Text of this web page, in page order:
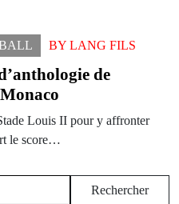
BY LANG FILS
de
Louis II pour y affronter
le score…